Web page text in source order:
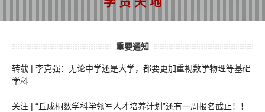
学 员 天 地
重要通知
转载 | 李克强：无论中学还是大学，都要更加重视数学物理等基础
学科
关注 | “丘成桐数学科学领军人才培养计划”还有一周报名截止！！